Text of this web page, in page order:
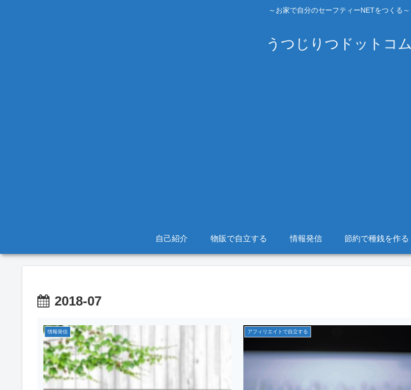
～お家で自分のセーフティーNETをつくる～
うつじりつドットコム
自己紹介 物販で自立する 情報発信 節約で種銭を作る
2018-07
情報発信 アフィリエイトで自立する